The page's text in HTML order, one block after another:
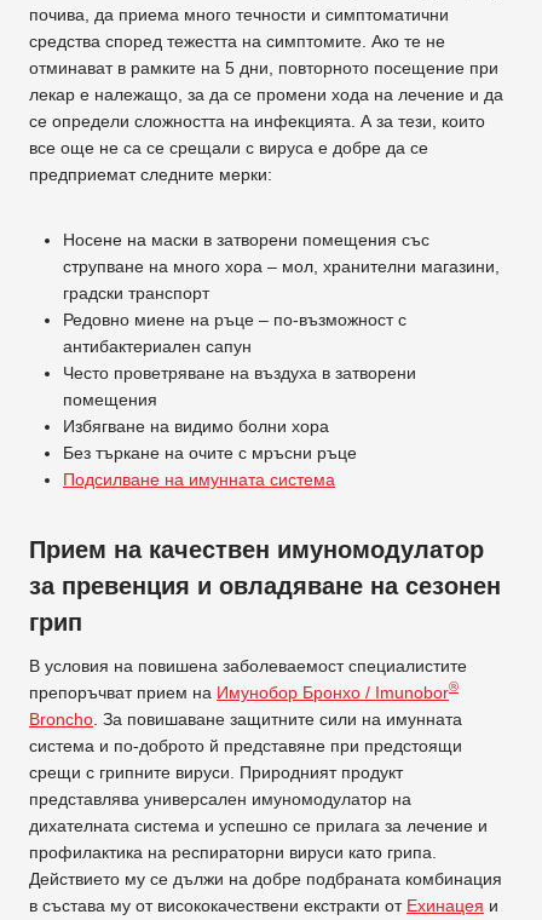
почива, да приема много течности и симптоматични
средства според тежестта на симптомите. Ако те не
отминават в рамките на 5 дни, повторното посещение при
лекар е належащо, за да се промени хода на лечение и да
се определи сложността на инфекцията. А за тези, които
все още не са се срещали с вируса е добре да се
предприемат следните мерки:
Носене на маски в затворени помещения със
струпване на много хора – мол, хранителни магазини,
градски транспорт
Редовно миене на ръце – по-възможност с
антибактериален сапун
Често проветряване на въздуха в затворени
помещения
Избягване на видимо болни хора
Без търкане на очите с мръсни ръце
Подсилване на имунната система
Прием на качествен имуномодулатор
за превенция и овладяване на сезонен
грип
В условия на повишена заболеваемост специалистите
препоръчват прием на Имунобор Бронхо / Imunobor®
Broncho . За повишаване защитните сили на имунната
система и по-доброто й представяне при предстоящи
срещи с грипните вируси. Природният продукт
представлява универсален имуномодулатор на
дихателната система и успешно се прилага за лечение и
профилактика на респираторни вируси като грипа.
Действието му се дължи на добре подбраната комбинация
в състава му от висококачествени екстракти от Ехинацея и